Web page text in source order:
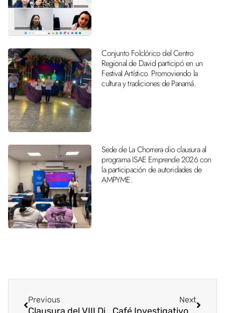
Conjunto Folclórico del Centro
Regional de David participó en un
Festival Artístico. Promoviendo la
cultura y tradiciones de Panamá.
Sede de La Chorrera dio clausura al
programa ISAE Emprende 2026 con
la participación de autoridades de
AMPYME.
Previous Next